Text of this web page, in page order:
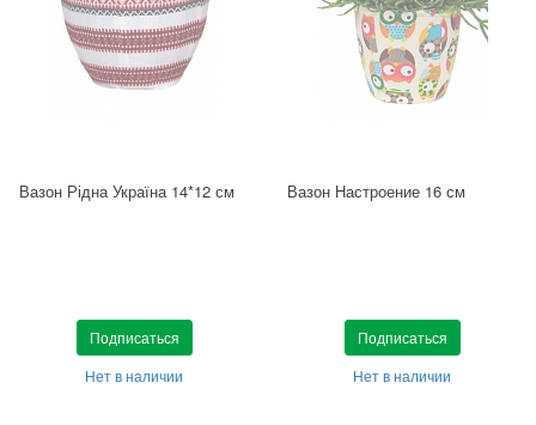
Вазон Рідна Україна 14*12 см
Подписаться
Нет в наличии
Вазон Настроение 16 см
Подписаться
Нет в наличии